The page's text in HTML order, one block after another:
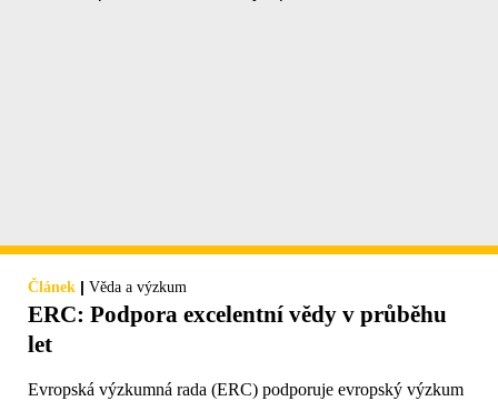
Článek | Věda a výzkum
ERC: Podpora excelentní vědy v průběhu
let
Evropská výzkumná rada (ERC) podporuje evropský výzkum